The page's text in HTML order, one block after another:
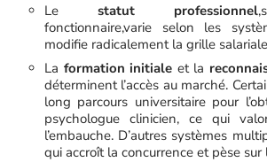
Le statut professionnel
fonctionnaire,varie selon les
modifie radicalement la grille
La formation initiale et la
déterminent l’accès au marché.
long parcours universitaire pour
psychologue clinicien, ce qui
l’embauche. D’autres systèmes
qui accroît la concurrence et pèse